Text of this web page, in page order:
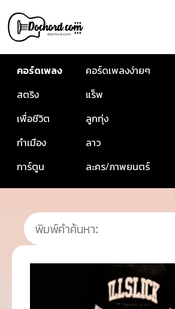
คอร์ดเพลง คอร์ดเพลงง่ายๆ
สตริง
แร็พ
เพื่อชีวิต
ลูกทุ่ง
กำเมือง
ลาว
การ์ตูน
ละคร/ภาพยนตร์